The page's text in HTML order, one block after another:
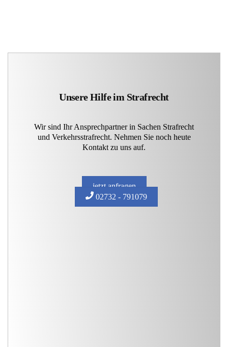
Unsere Hilfe im Strafrecht
Wir sind Ihr Ansprechpartner in Sachen Strafrecht
und Verkehrsstrafrecht. Nehmen Sie noch heute
Kontakt zu uns auf.
jetzt anfragen
02732 - 791079